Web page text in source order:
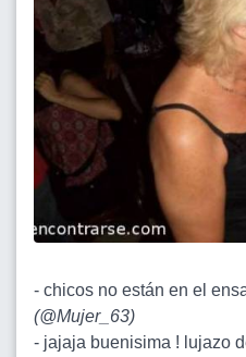
- chicos no están en el
(@Mujer_63)
- jajaja buenisima ! lujazo